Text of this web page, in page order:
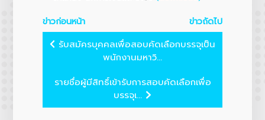
ข่าวก่อนหน้า
ข่าวถัดไป
รับสมัครบุคคลเพื่อสอบคัดเลือกบรรจุเป็น
พนักงานมหาวิ...
รายชื่อผู้มีสิทธิ์เข้ารับการสอบคัดเลือกเพื่อ
บรรจุเ...